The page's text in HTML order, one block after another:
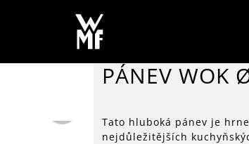
PÁNEV WOK
Tato hluboká pánev je
nejdůležitějších